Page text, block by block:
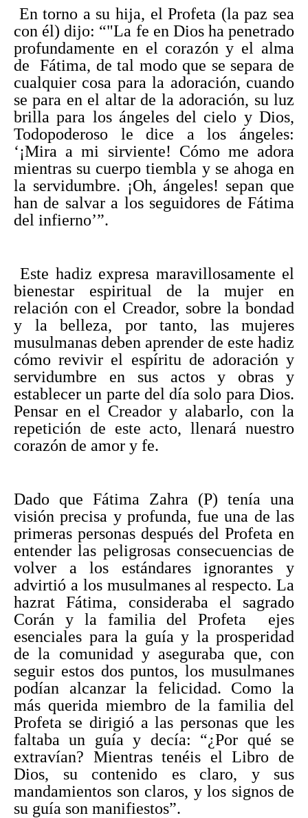
En torno a su hija, el Profeta (la paz sea
con él) dijo: “"La fe en Dios ha penetrado
profundamente en el corazón y el alma
de Fátima, de tal modo que se separa de
cualquier cosa para la adoración, cuando
se para en el altar de la adoración, su luz
brilla para los ángeles del cielo y Dios,
Todopoderoso le dice a los ángeles:
‘¡Mira a mi sirviente! Cómo me adora
mientras su cuerpo tiembla y se ahoga en
la servidumbre. ¡Oh, ángeles! sepan que
han de salvar a los seguidores de Fátima
del infierno’”.
Este hadiz expresa maravillosamente el
bienestar espiritual de la mujer en
relación con el Creador, sobre la bondad
y la belleza, por tanto, las mujeres
musulmanas deben aprender de este hadiz
cómo revivir el espíritu de adoración y
servidumbre en sus actos y obras y
establecer un parte del día solo para Dios.
Pensar en el Creador y alabarlo, con la
repetición de este acto, llenará nuestro
corazón de amor y fe.
Dado que Fátima Zahra (P) tenía una
visión precisa y profunda, fue una de las
primeras personas después del Profeta en
entender las peligrosas consecuencias de
volver a los estándares ignorantes y
advirtió a los musulmanes al respecto. La
hazrat Fátima, consideraba el sagrado
Corán y la familia del Profeta ejes
esenciales para la guía y la prosperidad
de la comunidad y aseguraba que, con
seguir estos dos puntos, los musulmanes
podían alcanzar la felicidad. Como la
más querida miembro de la familia del
Profeta se dirigió a las personas que les
faltaba un guía y decía: “¿Por qué se
extravían? Mientras tenéis el Libro de
Dios, su contenido es claro, y sus
mandamientos son claros, y los signos de
su guía son manifiestos”.